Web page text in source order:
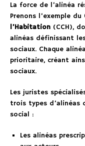
La force de l’alinéa
Prenons l’exemple du
l’Habitation (CCH),
alinéas définissant
sociaux. Chaque
prioritaire, créant
sociaux.
Les juristes
trois types d’alinéas
social :
Les alinéas